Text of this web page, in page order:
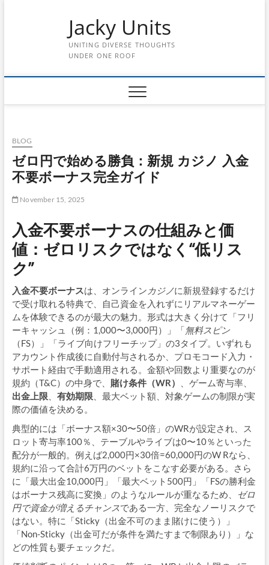
Jacky Units
UNITING DIVERSE THOUGHTS
UNDER ONE ROOF
BLOG
ゼロ円で始める勝負：新規 カジノ 入金
不要ボーナス完全ガイド
November 15, 2025
入金不要ボーナスの仕組みと価
値：ゼロリスクではなく“低リス
ク”
入金不要ボーナスは、オンライン カジノに新規登録するだけ
で受け取れる特典で、自己資金を入れずにリアルマネーゲー
ムを体験できるのが最大の魅力。形式は大きく分けて「フリ
ーキャッシュ（例：1,000〜3,000円）」「無料スピン
（FS）」「ライブ向けフリーチップ」の3タイプ。いずれも
アカウント作成後に自動付与されるか、プロモコード入力・
サポート経由で手動適用される。金額や回数より重要なのが
規約（T&C）の中身で、 賭け条件（WR）
、ゲーム寄与率、
出金上限
有効期限 、最大ベット額、対象ゲームの制限が実
際の価値を決める。
典型的には「ボーナス額×30〜50倍」のWRが設定され、ス
ロット寄与率100％、テーブルやライブは0〜10％といった
配分が一般的。例えば2,000円×30倍=60,000円のW Rなら、
規約に沿って合計6万円のベットをこなす必要がある。さら
に「最大出金10,000円」「最大ベット500円」「FSの勝利金
はボーナス残高に変換」のようなルールが重なるため、
ゼロ
円で資金が増えるチャンスである一方、完全なノーリスクで
はない。特に「Sticky（出金不可のまま賭けに使う）」
「Non-Sticky（出金可だが条件を満たすまで制限あり）」な
どの性質も要チェックだ。